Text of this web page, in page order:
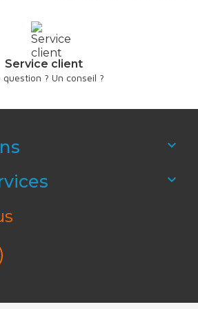
Service client
question ? Un conseil ?

